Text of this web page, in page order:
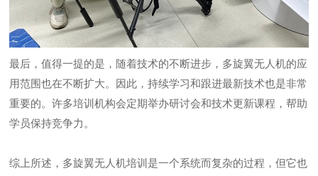
最后，值得一提的是，随着技术的不断进步，多旋翼无人机的应
用范围也在不断扩大。因此，持续学习和跟进最新技术也是非常
重要的。许多培训机构会定期举办研讨会和技术更新课程，帮助
学员保持竞争力。
综上所述，多旋翼无人机培训是一个系统而复杂的过程，但它也